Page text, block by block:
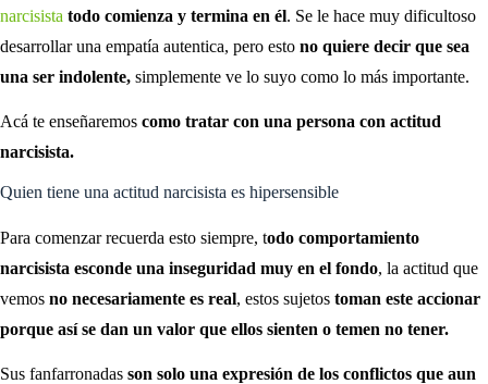
narcisista todo comienza y termina en él. Se le hace muy dificultoso
desarrollar una empatía autentica, pero esto no quiere decir que sea
una ser indolente, simplemente ve lo suyo como lo más importante.
Acá te enseñaremos como tratar con una persona con actitud
narcisista.
Quien tiene una actitud narcisista es hipersensible
Para comenzar recuerda esto siempre, todo comportamiento
narcisista esconde una inseguridad muy en el fondo, la actitud que
vemos no necesariamente es real, estos sujetos toman este accionar
porque así se dan un valor que ellos sienten o temen no tener.
Sus fanfarronadas son solo una expresión de los conflictos que aun